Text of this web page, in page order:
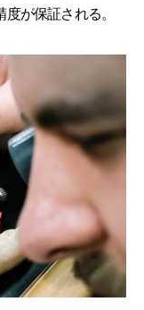
が保証される。